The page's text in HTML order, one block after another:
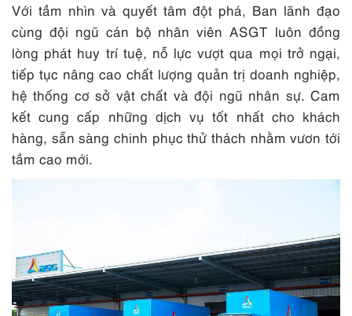
Với tầm nhìn và quyết tâm đột phá, Ban lãnh đạo
cùng đội ngũ cán bộ nhân viên ASGT luôn đồng
lòng phát huy trí tuệ, nỗ lực vượt qua mọi trở ngại,
tiếp tục nâng cao chất lượng quản trị doanh nghiệp,
hệ thống cơ sở vật chất và đội ngũ nhân sự. Cam
kết cung cấp những dịch vụ tốt nhất cho khách
hàng, sẵn sàng chinh phục thử thách nhằm vươn tới
tầm cao mới.